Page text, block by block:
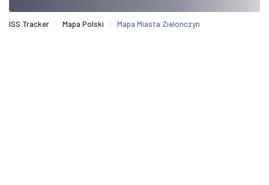
ISS Tracker Mapa Polski Mapa Miasta Zielonczyn